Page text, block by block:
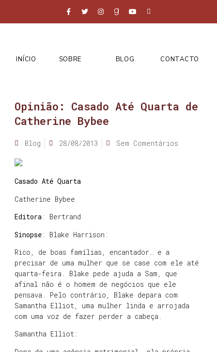
INÍCIO SOBRE BLOG CONTACTO
Opinião: Casado Até Quarta de
Catherine Bybee
Blog 28/08/2013 Sem Comentários
Casado Até Quarta
Catherine Bybee
Editora : Bertrand
Sinopse : Blake Harrison:
Rico, de boas famílias, encantador… e a
precisar de uma mulher que se case com ele até
quarta-feira. Blake pede ajuda a Sam, que
afinal não é o homem de negócios que ele
pensava. Pelo contrário, Blake depara com
Samantha Elliot, uma mulher linda e arrojada
com uma voz de fazer perder a cabeça.
Samantha Elliot: